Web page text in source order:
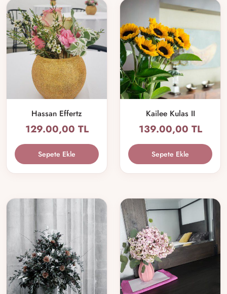
Hassan Effertz
129.00,00 TL
Sepete Ekle
Kailee Kulas II
139.00,00 TL
Sepete Ekle